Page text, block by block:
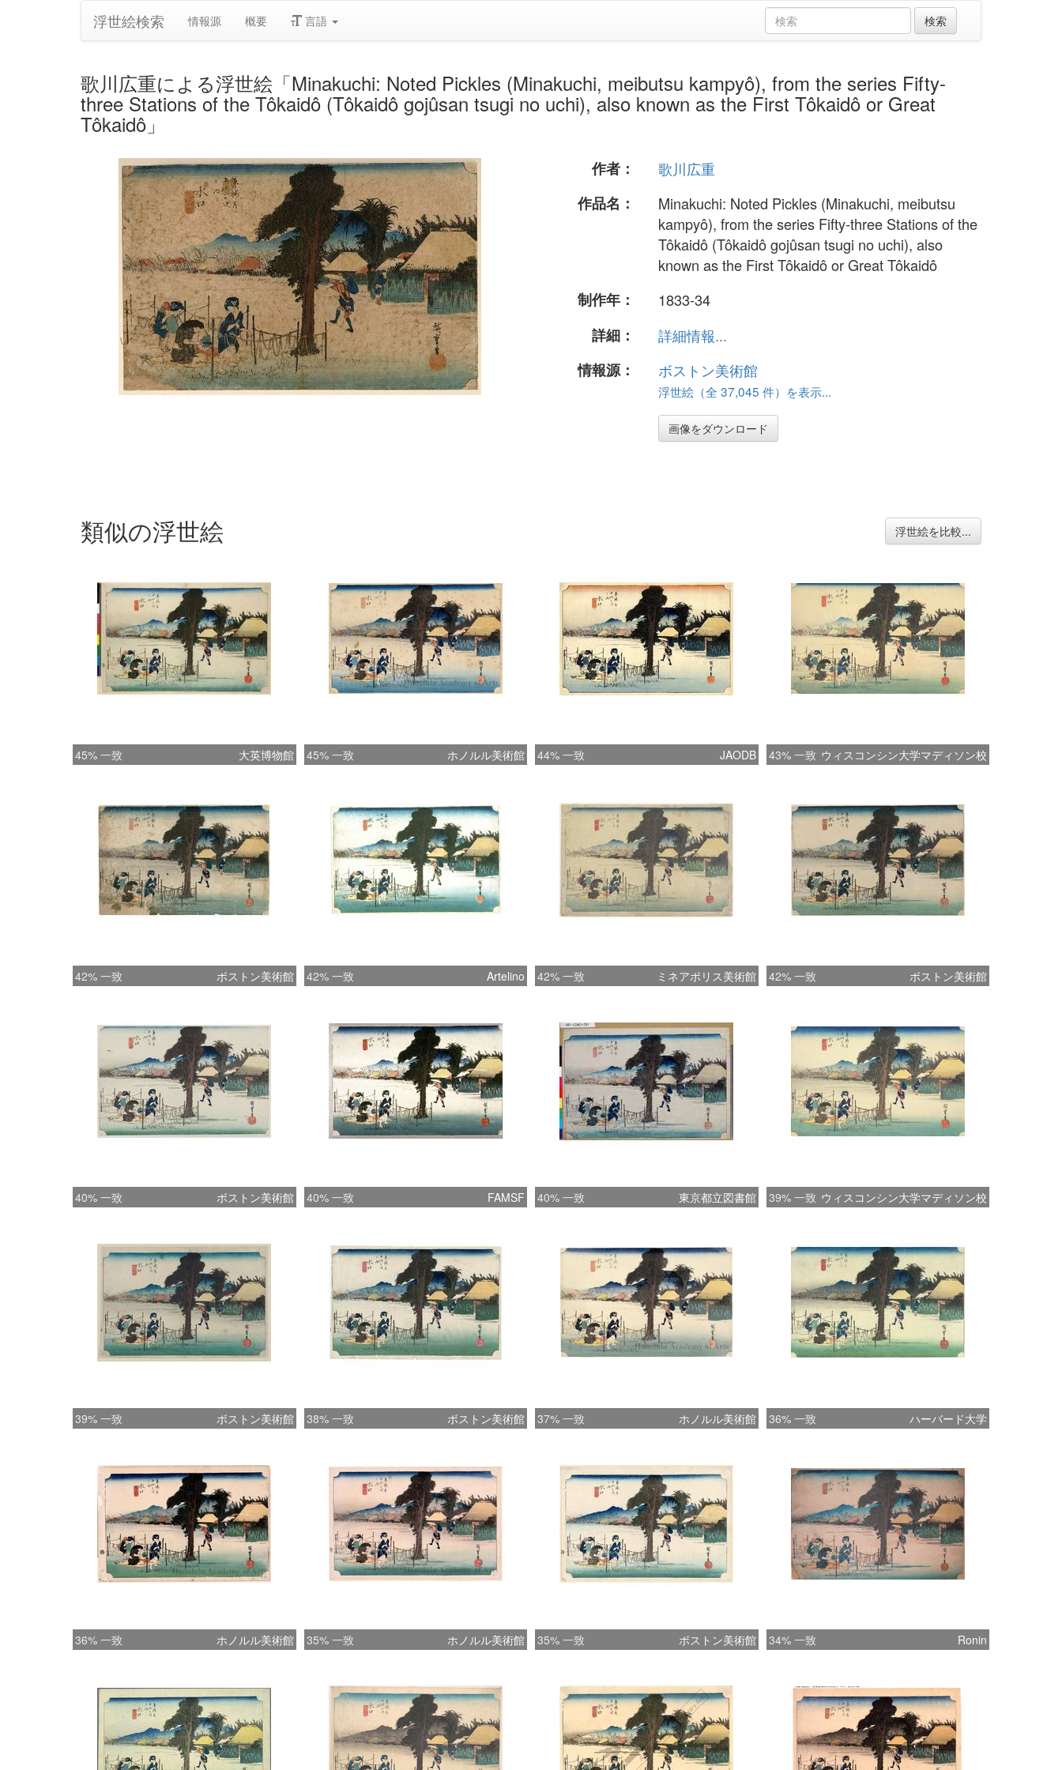
浮世絵検索 情報源 概要 言語
歌川広重による浮世絵「Minakuchi: Noted Pickles (Minakuchi, meibutsu kampyô), from the series Fifty-
three Stations of the Tôkaidô (Tôkaidô gojûsan tsugi no uchi), also known as the First Tôkaidô or Great
Tôkaidô」
作者：
歌川広重
作品名：
Minakuchi: Noted Pickles (Minakuchi, meibutsu
kampyô), from the series Fifty-three Stations of the
Tôkaidô (Tôkaidô gojûsan tsugi no uchi), also
known as the First Tôkaidô or Great Tôkaidô
制作年：
1833-34
詳細：
詳細情報...
情報源：
ボストン美術館
浮世絵（全 37,045 件）を表示...
画像をダウンロード
類似の浮世絵 浮世絵を比較...
45% 一致 大英博物館 45% 一致 ホノルル美術館 44% 一致 JAODB 43% 一致 ウィスコンシン大学マディソン校
42% 一致 ボストン美術館 42% 一致 Artelino 42% 一致 ミネアポリス美術館 42% 一致 ボストン美術館
40% 一致 ボストン美術館 40% 一致 FAMSF 40% 一致 東京都立図書館 39% 一致 ウィスコンシン大学マディソン校
39% 一致 ボストン美術館 38% 一致 ボストン美術館 37% 一致 ホノルル美術館 36% 一致 ハーバード大学
36% 一致 ホノルル美術館 35% 一致 ホノルル美術館 35% 一致 ボストン美術館 34% 一致 Ronin